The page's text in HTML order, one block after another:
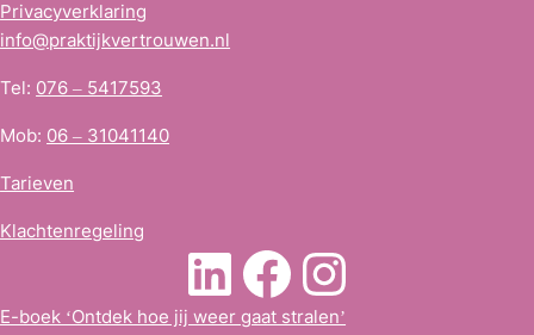
Privacyverklaring
info@praktijkvertrouwen.nl
Tel: 076 – 5417593
Mob: 06 – 31041140
Tarieven
Klachtenregeling
LinkedIn
Facebook
E-boek ‘Ontdek hoe jij weer gaat stralen’